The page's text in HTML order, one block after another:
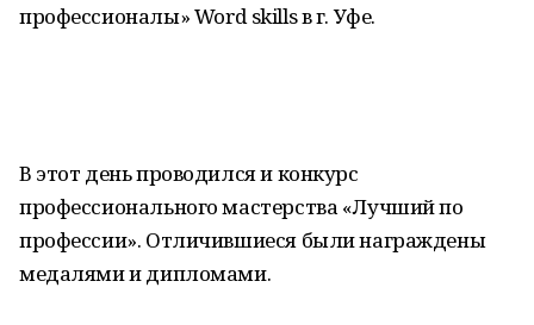
профессионалы» Word skills в г. Уфе.
В этот день проводился и конкурс
профессионального мастерства «Лучший по
профессии». Отличившиеся были награждены
медалями и дипломами.